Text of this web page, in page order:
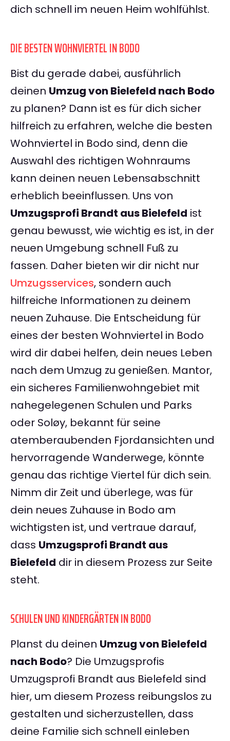
dich schnell im neuen Heim wohlfühlst.
DIE BESTEN WOHNVIERTEL IN BODO
Bist du gerade dabei, ausführlich
deinen Umzug von Bielefeld nach Bodo
zu planen? Dann ist es für dich sicher
hilfreich zu erfahren, welche die besten
Wohnviertel in Bodo sind, denn die
Auswahl des richtigen Wohnraums
kann deinen neuen Lebensabschnitt
erheblich beeinflussen. Uns von
Umzugsprofi Brandt aus Bielefeld ist
genau bewusst, wie wichtig es ist, in der
neuen Umgebung schnell Fuß zu
fassen. Daher bieten wir dir nicht nur
Umzugsservices, sondern auch
hilfreiche Informationen zu deinem
neuen Zuhause. Die Entscheidung für
eines der besten Wohnviertel in Bodo
wird dir dabei helfen, dein neues Leben
nach dem Umzug zu genießen. Mantor,
ein sicheres Familienwohngebiet mit
nahegelegenen Schulen und Parks
oder Soløy, bekannt für seine
atemberaubenden Fjordansichten und
hervorragende Wanderwege, könnte
genau das richtige Viertel für dich sein.
Nimm dir Zeit und überlege, was für
dein neues Zuhause in Bodo am
wichtigsten ist, und vertraue darauf,
dass Umzugsprofi Brandt aus
Bielefeld dir in diesem Prozess zur Seite
steht.
SCHULEN UND KINDERGÄRTEN IN BODO
Planst du deinen Umzug von Bielefeld
nach Bodo? Die Umzugsprofis
Umzugsprofi Brandt aus Bielefeld sind
hier, um diesem Prozess reibungslos zu
gestalten und sicherzustellen, dass
deine Familie sich schnell einleben